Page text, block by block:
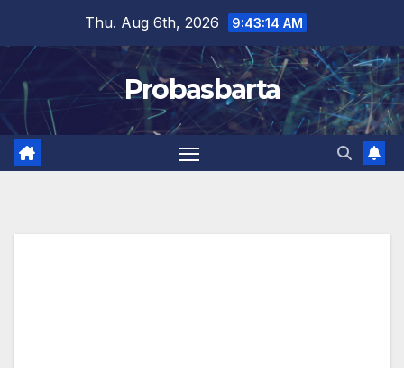
content
Thu. Aug 6th, 2026 9:43:14 AM
Probasbarta